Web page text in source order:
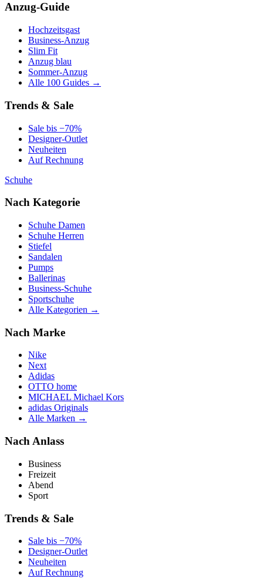
Anzug-Guide
Hochzeitsgast
Business-Anzug
Slim Fit
Anzug blau
Sommer-Anzug
Alle 100 Guides →
Trends & Sale
Sale bis −70%
Designer-Outlet
Neuheiten
Auf Rechnung
Schuhe
Nach Kategorie
Schuhe Damen
Schuhe Herren
Stiefel
Sandalen
Pumps
Ballerinas
Business-Schuhe
Sportschuhe
Alle Kategorien →
Nach Marke
Nike
Next
Adidas
OTTO home
MICHAEL Michael Kors
adidas Originals
Alle Marken →
Nach Anlass
Business
Freizeit
Abend
Sport
Trends & Sale
Sale bis −70%
Designer-Outlet
Neuheiten
Auf Rechnung